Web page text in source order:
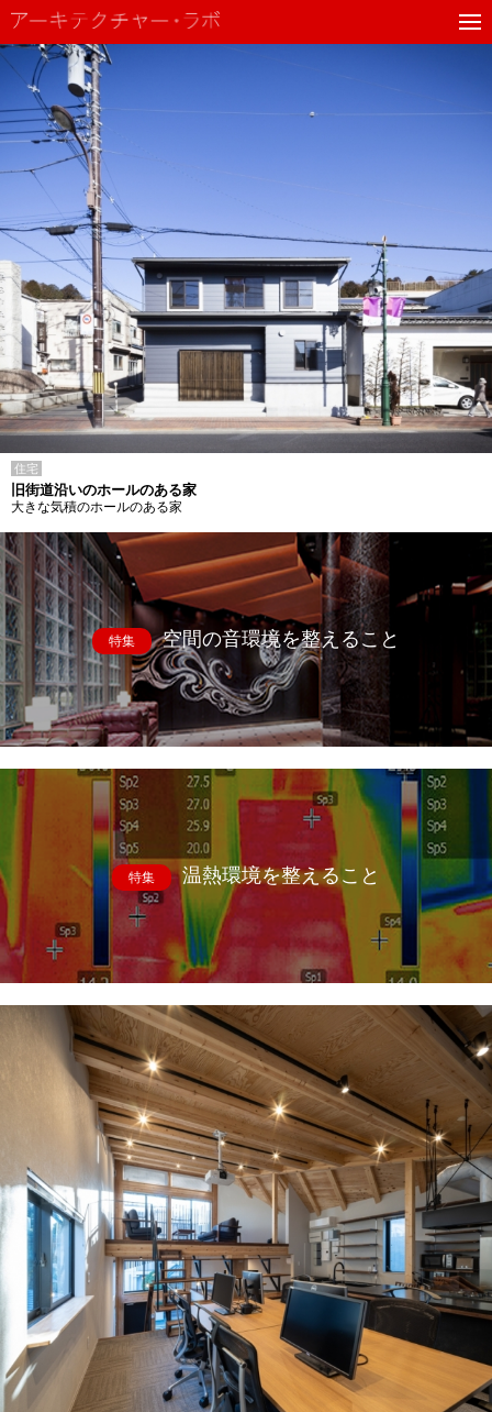
住宅
旧街道沿いのホールのある家
大きな気積のホールのある家
特集 空間の音環境を整えること
特集 温熱環境を整えること